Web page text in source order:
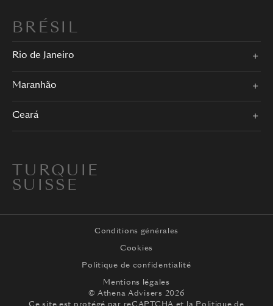
BRÉSIL
Rio de Janeiro
Maranhão
Ceará
TURQUIE
SUISSE
Conditions générales
Cookies
Politique de confidentialité
Mentions légales
© Athena Advisers 2026